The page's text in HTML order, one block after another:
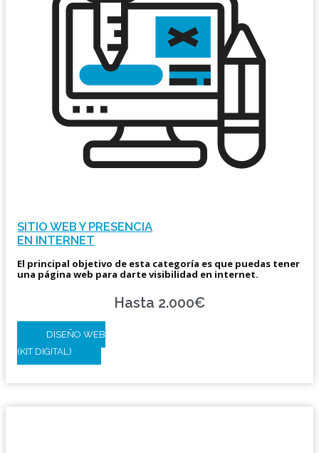
SITIO WEB Y PRESENCIA
EN INTERNET
El principal objetivo de esta categoría es que puedas tener
una página web para darte visibilidad en internet.
Hasta 2.000€
DISEÑO WEB
(KIT DIGITAL)